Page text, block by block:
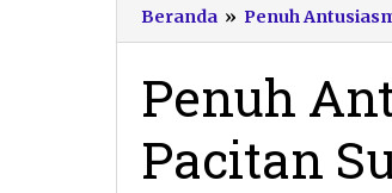
Beranda » Penuh
Penuh
Pacitan